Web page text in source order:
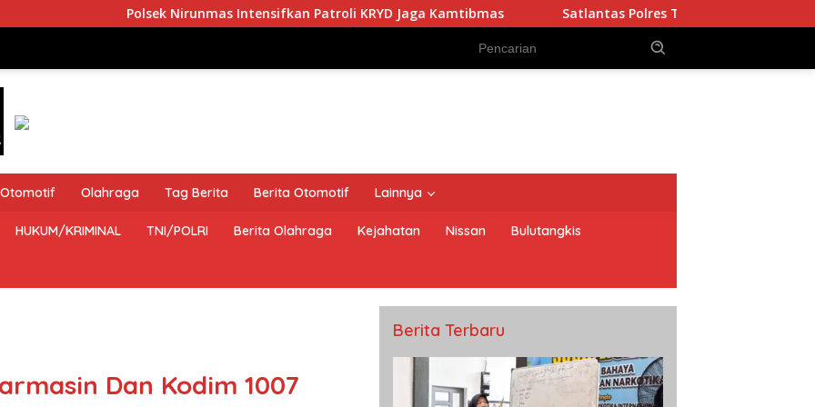
Polsek Nirunmas Intensifkan Patroli KRYD Jaga Kamtibmas Satlantas Polres Tanimbar Intensifkan Pengaturan
Otomotif Olahraga Tag Berita Berita Otomotif Lainnya
HUKUM/KRIMINAL TNI/POLRI Berita Olahraga Kejahatan Nissan Bulutangkis
Dan Kodim 1007
Berita Terbaru